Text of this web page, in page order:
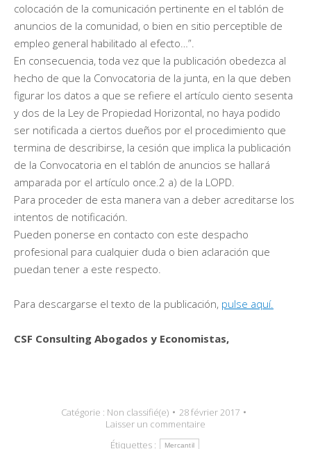
colocación de la comunicación pertinente en el tablón de
anuncios de la comunidad, o bien en sitio perceptible de
empleo general habilitado al efecto…”.
En consecuencia, toda vez que la publicación obedezca al
hecho de que la Convocatoria de la junta, en la que deben
figurar los datos a que se refiere el artículo ciento sesenta
y dos de la Ley de Propiedad Horizontal, no haya podido
ser notificada a ciertos dueños por el procedimiento que
termina de describirse, la cesión que implica la publicación
de la Convocatoria en el tablón de anuncios se hallará
amparada por el artículo once.2 a) de la LOPD.
Para proceder de esta manera van a deber acreditarse los
intentos de notificación.
Pueden ponerse en contacto con este despacho
profesional para cualquier duda o bien aclaración que
puedan tener a este respecto.
Para descargarse el texto de la publicación, pulse aquí.
CSF Consulting Abogados y Economistas,
Catégorie : Non classifié(e)
28 février 2017
Laisser un commentaire
Étiquettes :
Mercantil